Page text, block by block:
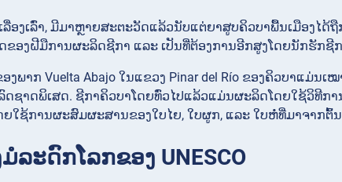
ອງເລົ່າ, ມີມາຫຼາຍສະຕະວັດແລ້ວນັບແຕ່ຍາສູບຄິວບາພື້ນເມືອງໄດ້
ຂອງຝີມືການຜະລິດຊີກາ ແລະ ເປັນທີ່ຕ້ອງການອີກສູງໂດຍນັກຮັກຊີ
າກ Vuelta Abajo ໃນແຂວງ Pinar del Río ຂອງຄິວບາແມ່ນເ
ຊາດພິເສດ. ຊີກາຄິວບາໂດຍທົ່ວໄປແລ້ວແມ່ນຜະລິດໂດຍໃຊ້ວິທີກາ
ໃຊ້ການຜະສົມຜະສານຂອງໃບໄຍ, ໃບຜູກ, ແລະ ໃບຫໍ່ທີ່ມາຈາກຕົ້
ະດົກໂລກຂອງ UNESCO